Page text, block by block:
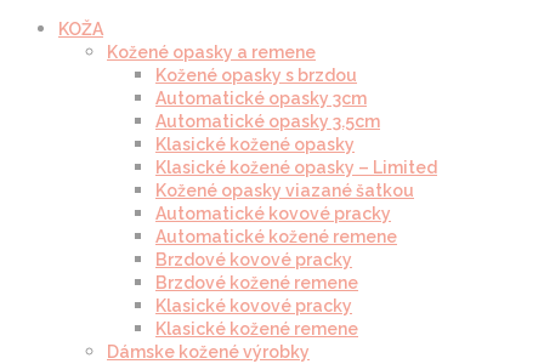
KOŽA
Kožené opasky a remene
Kožené opasky s brzdou
Automatické opasky 3cm
Automatické opasky 3.5cm
Klasické kožené opasky
Klasické kožené opasky – Limited
Kožené opasky viazané šatkou
Automatické kovové pracky
Automatické kožené remene
Brzdové kovové pracky
Brzdové kožené remene
Klasické kovové pracky
Klasické kožené remene
Dámske kožené výrobky